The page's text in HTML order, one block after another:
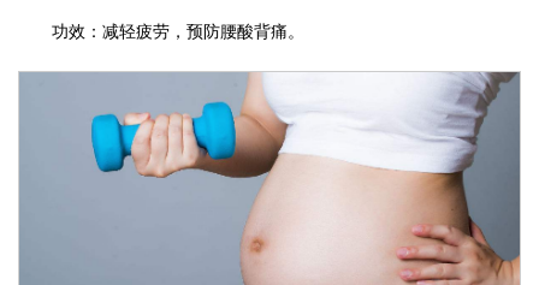
功效：减轻疲劳，预防腰酸背痛。